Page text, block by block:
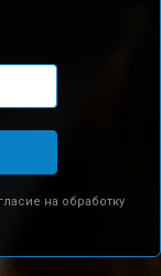
на обработку